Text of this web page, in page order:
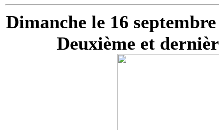
Dimanche le 16
Deuxième et